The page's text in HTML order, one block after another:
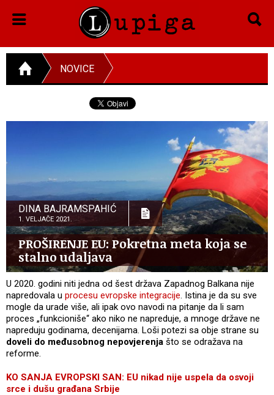
NOVICE
DINA BAJRAMSPAHIĆ
1. VELJAČE 2021.
PROŠIRENJE EU: Pokretna meta koja se
stalno udaljava
U 2020. godini niti jedna od šest država Zapadnog Balkana nije
napredovala u procesu evropske integracije. Istina je da su sve
mogle da urade više, ali ipak ovo navodi na pitanje da li sam
proces „funkcioniše“ ako niko ne napreduje, a mnoge države ne
napreduju godinama, decenijama. Loši potezi sa obje strane su
doveli do međusobnog nepovjerenja što se odražava na
reforme.
KO SANJA EVROPSKI SAN: EU nikad nije uspela da osvoji
srce i dušu građana Srbije